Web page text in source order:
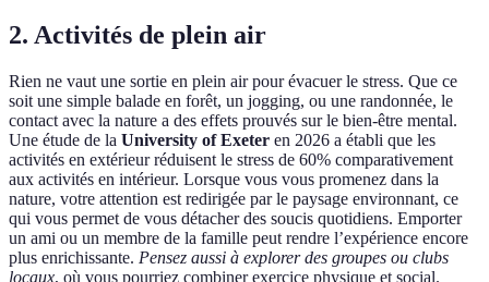
2. Activités de plein air
Rien ne vaut une sortie en plein air pour évacuer le stress. Que ce
soit une simple balade en forêt, un jogging, ou une randonnée, le
contact avec la nature a des effets prouvés sur le bien-être mental.
Une étude de la University of Exeter en 2026 a établi que les
activités en extérieur réduisent le stress de 60% comparativement
aux activités en intérieur. Lorsque vous vous promenez dans la
nature, votre attention est redirigée par le paysage environnant, ce
qui vous permet de vous détacher des soucis quotidiens. Emporter
un ami ou un membre de la famille peut rendre l’expérience encore
plus enrichissante. Pensez aussi à explorer des groupes ou clubs
locaux, où vous pourriez combiner exercice physique et social.